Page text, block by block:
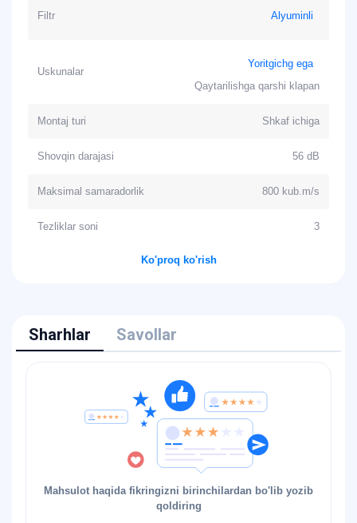
Filtr Alyuminli
Uskunalar
Yoritgichg ega
Qaytarilishga qarshi klapan
Montaj turi Shkaf ichiga
Shovqin darajasi 56 dB
Maksimal samaradorlik 800 kub.m/s
Tezliklar soni 3
Ko'proq ko'rish
Sharhlar Savollar
Mahsulot haqida fikringizni birinchilardan bo'lib yozib
qoldiring